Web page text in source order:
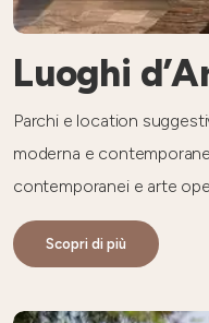
Luoghi
Parchi e location
moderna e
contemporanei e arte
Scopri di più